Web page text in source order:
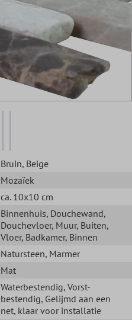
Bruin, Beige
Mozaïek
ca. 10x10 cm
Binnenhuis, Douchewand,
Douchevloer, Muur, Buiten,
Vloer, Badkamer, Binnen
Natursteen, Marmer
Mat
Waterbestendig, Vorst-
bestendig, Gelijmd aan een
net, klaar voor installatie